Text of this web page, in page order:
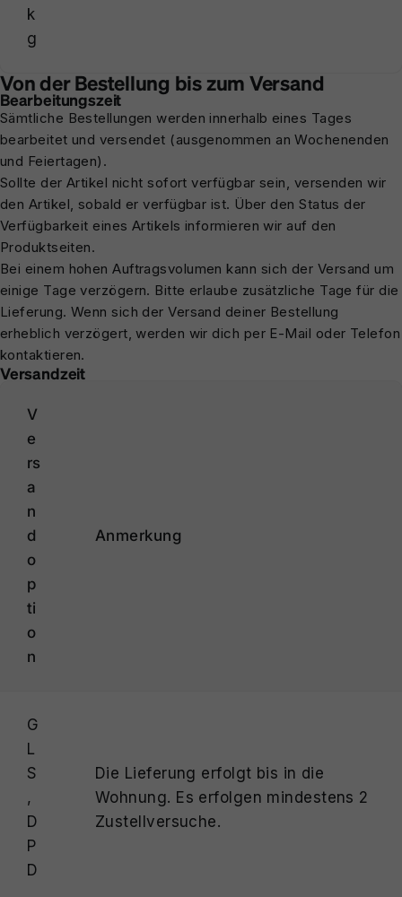
k
g
Von der Bestellung bis zum Versand
Bearbeitungszeit
Sämtliche Bestellungen werden innerhalb eines Tages
bearbeitet und versendet (ausgenommen an Wochenenden
und Feiertagen).
Sollte der Artikel nicht sofort verfügbar sein, versenden wir
den Artikel, sobald er verfügbar ist. Über den Status der
Verfügbarkeit eines Artikels informieren wir auf den
Produktseiten.
Bei einem hohen Auftragsvolumen kann sich der Versand um
einige Tage verzögern. Bitte erlaube zusätzliche Tage für die
Lieferung. Wenn sich der Versand deiner Bestellung
erheblich verzögert, werden wir dich per E-Mail oder Telefon
kontaktieren.
Versandzeit
V
e
rs
a
n
d
o
p
ti
o
n
Anmerkung
G
L
S
,
D
P
D
Die Lieferung erfolgt bis in die
Wohnung. Es erfolgen mindestens 2
Zustellversuche.